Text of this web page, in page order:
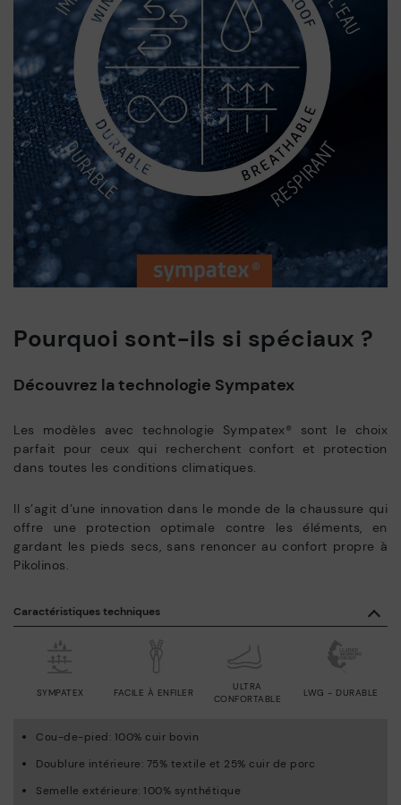
Pourquoi sont-ils si spéciaux ?
Découvrez la technologie Sympatex
Les modèles avec technologie Sympatex® sont le choix
parfait pour ceux qui recherchent confort et protection
dans toutes les conditions climatiques.
Il s’agit d’une innovation dans le monde de la chaussure qui
offre une protection optimale contre les éléments, en
gardant les pieds secs, sans renoncer au confort propre à
Pikolinos.
Caractéristiques techniques
FACILE À ENFILER
ULTRA
CONFORTABLE
LWG - DURABLE
SYMPATEX
Cou-de-pied: 100% cuir bovin
Doublure intérieure: 75% textile et 25% cuir de porc
Semelle extérieure: 100% synthétique